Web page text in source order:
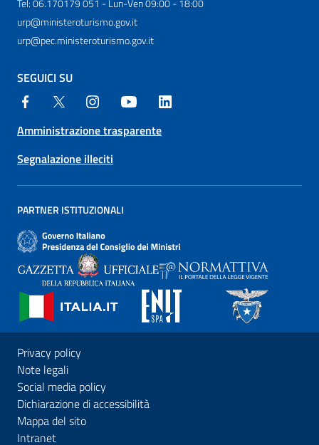
Tel: 06.170179 051 - Lun-Ven 09:00 - 18:00
urp@ministeroturismo.gov.it
urp@pec.ministeroturismo.gov.it
SEGUICI SU
Amministrazione trasparente
Segnalazione illeciti
PARTNER ISTITUZIONALI
Privacy policy
Note legali
Social media policy
Dichiarazione di accessibilità
Mappa del sito
Intranet